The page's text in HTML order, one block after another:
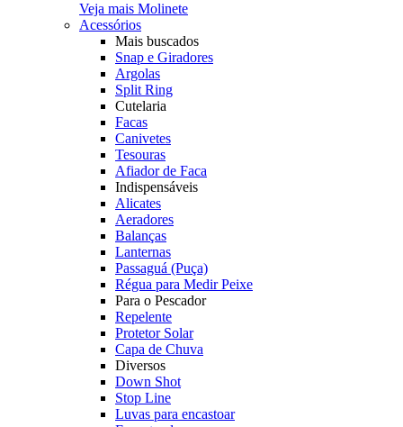
Veja mais Molinete
Acessórios
Mais buscados
Snap e Giradores
Argolas
Split Ring
Cutelaria
Facas
Canivetes
Tesouras
Afiador de Faca
Indispensáveis
Alicates
Aeradores
Balanças
Lanternas
Passaguá (Puça)
Régua para Medir Peixe
Para o Pescador
Repelente
Protetor Solar
Capa de Chuva
Diversos
Down Shot
Stop Line
Luvas para encastoar